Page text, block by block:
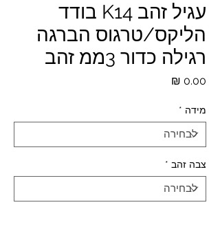
עגיל זהב K14 בודד
הליקס/טרגוס הברגה
רגילה כדור 3ממ זהב
מידה *
צבה זהב *